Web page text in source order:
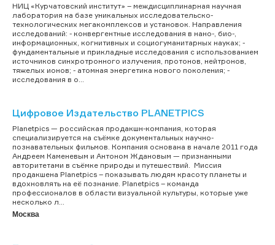
НИЦ «Курчатовский институт» – междисциплинарная научная
лаборатория на базе уникальных исследовательско-
технологических мегакомплексов и установок. Направления
исследований: - конвергентные исследования в нано-, био-,
информационных, когнитивных и социогуманитарных науках; -
фундаментальные и прикладные исследования с использованием
источников синхротронного излучения, протонов, нейтронов,
тяжелых ионов; - атомная энергетика нового поколения; -
исследования в о...
Цифровое Издательство PLANETPICS
Planetpics — российская продакшн-компания, которая
специализируется на съёмке документальных научно-
познавательных фильмов. Компания основана в начале 2011 года
Андреем Каменевым и Антоном Ждановым — признанными
авторитетами в съёмке природы и путешествий. Миссия
продакшена Planetpics – показывать людям красоту планеты и
вдохновлять на её познание. Planetpics – команда
профессионалов в области визуальной культуры, которые уже
несколько л...
Москва